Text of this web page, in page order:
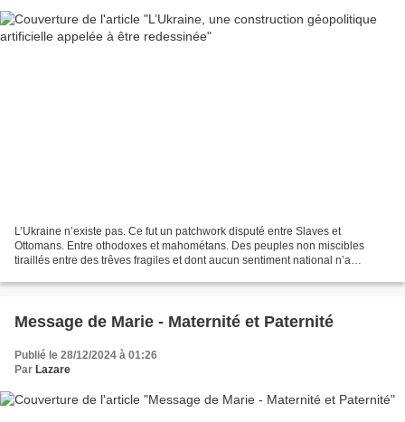
L’Ukraine n’existe pas. Ce fut un patchwork disputé entre Slaves et
Ottomans. Entre othodoxes et mahométans. Des peuples non miscibles
tiraillés entre des trêves fragiles et dont aucun sentiment national n’a
Message de Marie - Maternité et Paternité
Publié le 28/12/2024 à 01:26
Par Lazare